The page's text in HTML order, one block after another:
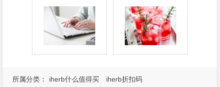
所属分类： iherb什么值得买 iherb折扣码